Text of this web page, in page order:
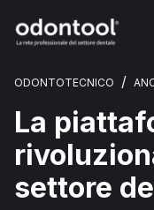
ODONTOTECNICO /
La
settore